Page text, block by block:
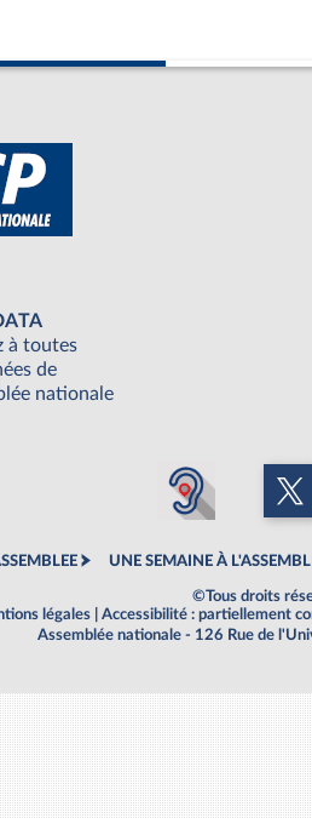
à toutes
de
nationale
UNE SEMAINE À
©Tous droits
légales
Accessibilité : partiellement
Assemblée nationale - 126 Rue de